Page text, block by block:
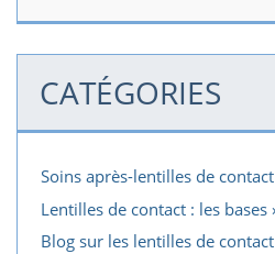
CATÉGORIES
Soins après-lentilles de contact
Lentilles de contact : les bases
Blog sur les lentilles de contact